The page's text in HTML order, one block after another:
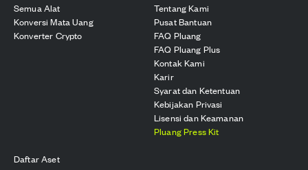
Semua Alat
Konversi Mata Uang
Konverter Crypto
Tentang Kami
Pusat Bantuan
FAQ Pluang
FAQ Pluang Plus
Kontak Kami
Karir
Syarat dan Ketentuan
Kebijakan Privasi
Lisensi dan Keamanan
Pluang Press Kit
Daftar Aset